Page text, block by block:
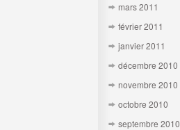
mars 2011
février 2011
janvier 2011
décembre 2010
novembre 2010
octobre 2010
septembre 2010